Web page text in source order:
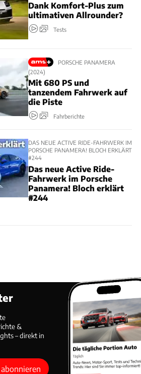
Dank Komfort-Plus zum
ultimativen Allrounder?
Tests
PORSCHE PANAMERA
(2024)
Mit 680 PS und
tanzendem Fahrwerk auf
die Piste
Fahrberichte
DAS NEUE ACTIVE RIDE-FAHRWERK IM
PORSCHE PANAMERA! BLOCH ERKLÄRT
#244
Das neue Active Ride-
Fahrwerk im Porsche
Panamera! Bloch erklärt
#244
&
– direkt in